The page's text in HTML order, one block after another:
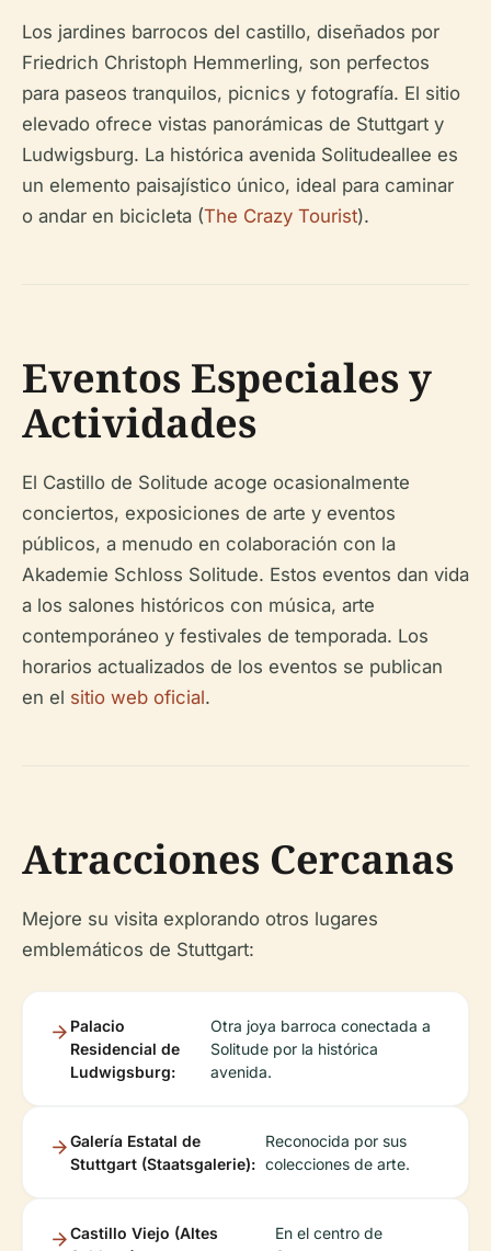
Los jardines barrocos del castillo, diseñados por
Friedrich Christoph Hemmerling, son perfectos
para paseos tranquilos, picnics y fotografía. El sitio
elevado ofrece vistas panorámicas de Stuttgart y
Ludwigsburg. La histórica avenida Solitudeallee es
un elemento paisajístico único, ideal para caminar
o andar en bicicleta (The Crazy Tourist).
Eventos Especiales y
Actividades
El Castillo de Solitude acoge ocasionalmente
conciertos, exposiciones de arte y eventos
públicos, a menudo en colaboración con la
Akademie Schloss Solitude. Estos eventos dan vida
a los salones históricos con música, arte
contemporáneo y festivales de temporada. Los
horarios actualizados de los eventos se publican
en el sitio web oficial.
Atracciones Cercanas
Mejore su visita explorando otros lugares
emblemáticos de Stuttgart:
Palacio
Residencial de
Ludwigsburg:
Otra joya barroca conectada a
Solitude por la histórica
avenida.
Galería Estatal de
Stuttgart (Staatsgalerie):
Reconocida por sus
colecciones de arte.
Castillo Viejo (Altes
En el centro de